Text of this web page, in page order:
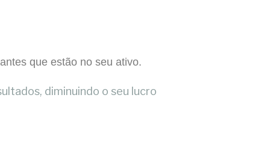
que estão no seu ativo.
diminuindo o seu lucro